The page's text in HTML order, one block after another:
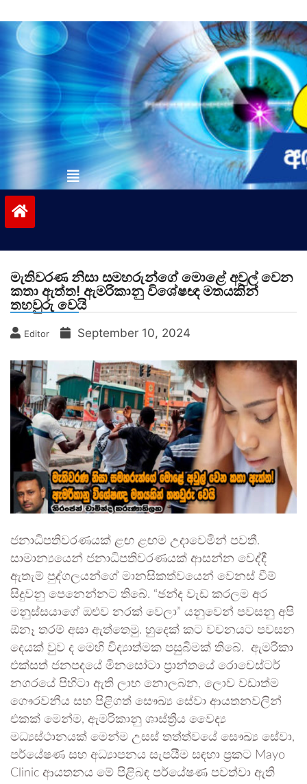
to
contentvinivida.lk
මැතිවරණ නිසා සමහරුන්ගේ මොළේ අවුල් වෙන
කතා ඇත්ත! ඇමරිකානු විශේෂඥ මතයකින්
තහවුරු වෙයි
Editor September 10, 2024
ජනාධිපතිවරණයක් ළඟ ළඟම උදාවෙමින් පවතී.
සාමාන්‍යයෙන් ජනාධිපතිවරණයක් ආසන්න වෙද්දී
ඇතැම් පුද්ගලයන්ගේ මානසිකත්වයෙන් වෙනස් වීම්
සිදුවනු පෙනෙන්නට තිබේ. “ඡන්ද වැඩ කරලම අර
මනුස්සයාගේ ඔළුව නරක් වෙලා” යනුවෙන් පවසනු අපි
ඕනෑ තරම් අසා ඇත්තෙමු. හුදෙක් කට වචනයට පවසන
දෙයක් වුව ද මෙහි විද්‍යාත්මක පසුබිමක් තිබේ. ඇමරිකා
එක්සත් ජනපදයේ මිනසෝටා ප්‍රාන්තයේ රොචෙස්ටර්
නගරයේ පිහිටා ඇති ලාභ නොලබන, ලොව වඩාත්ම
ගෞරවනීය සහ පිළිගත් සෞඛ්‍ය සේවා ආයතනවලින්
එකක් මෙන්ම, ඇමරිකානු ශාස්ත්‍රීය වෛද්‍ය
මධ්‍යස්ථානයක් මෙන්ම උසස් තත්ත්වයේ සෞඛ්‍ය සේවා,
පර්යේෂණ සහ අධ්‍යාපනය සැපයීම සඳහා ප්‍රකට Mayo
Clinic ආයතනය මේ පිළිබඳ පර්යේෂණ පවත්වා ඇති